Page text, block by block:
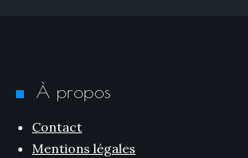
À propos
Contact
Mentions légales